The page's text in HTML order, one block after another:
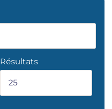
Résultats